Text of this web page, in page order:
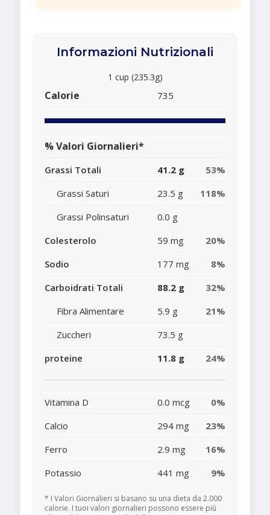
Informazioni Nutrizionali
1 cup (235.3g)
Calorie 735
% Valori Giornalieri*
Grassi Totali 41.2 g
53%
Grassi Saturi
23.5 g
118%
Grassi Polinsaturi
0.0 g
Colesterolo
59 mg
20%
Sodio
177 mg
8%
Carboidrati Totali
88.2 g
32%
Fibra Alimentare
5.9 g
21%
Zuccheri
73.5 g
proteine
11.8 g 24%
Vitamina D 0.0 mcg
0%
Calcio
294 mg
23%
Ferro
2.9 mg
16%
Potassio
441 mg 9%
* I Valori Giornalieri si basano su una dieta da 2.000
calorie. I tuoi valori giornalieri possono essere più